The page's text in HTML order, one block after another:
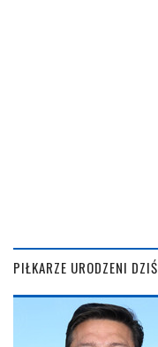
PIŁKARZE URODZENI DZIŚ